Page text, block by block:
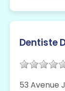
Dentiste
53 Avenue